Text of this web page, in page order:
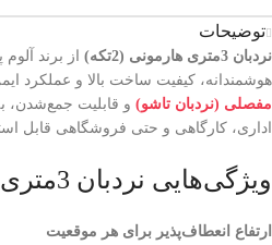
توضیحات
نردبان 3متری هارمونی (2تکه)
از برند
هوشمندانه، کیفیت ساخت بالا و عملکرد
مفصلی (نردبان تاشو) و قابلیت جمع‌شدن،
اداری، کارگاهی و حتی فروشگاهی قابل
ویژگی‌هایی نردبان 3متری هارمونی (2تکه)
ارتفاع انعطاف‌پذیر برای هر موقعیت